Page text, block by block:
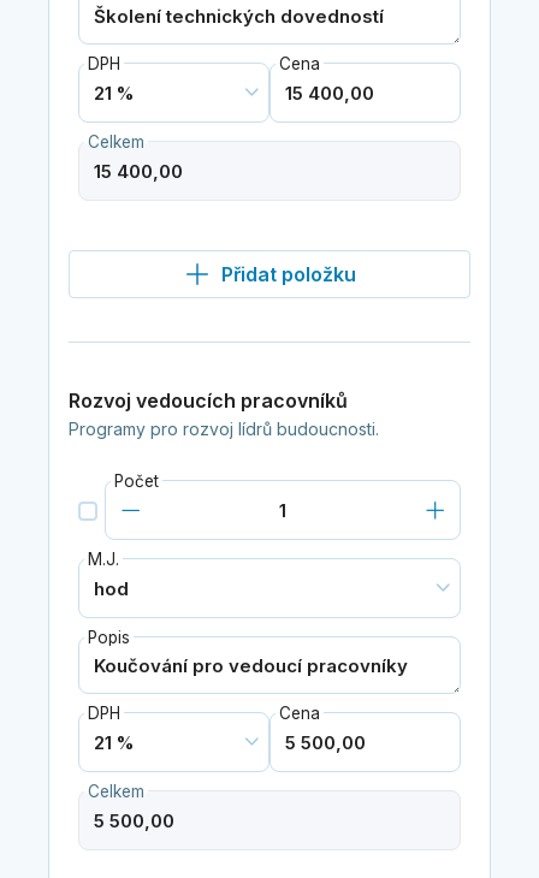
DPH Cena
Celkem
Přidat položku
Rozvoj vedoucích pracovníků
Programy pro rozvoj lídrů budoucnosti.
Počet
M.J.
Popis
DPH Cena
Celkem